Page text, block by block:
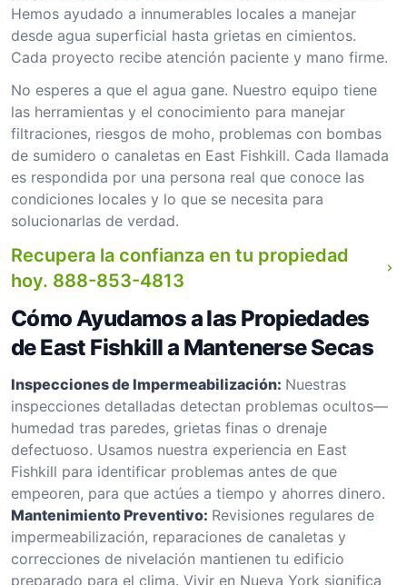
Hemos ayudado a innumerables locales a manejar
desde agua superficial hasta grietas en cimientos.
Cada proyecto recibe atención paciente y mano firme.
No esperes a que el agua gane. Nuestro equipo tiene
las herramientas y el conocimiento para manejar
filtraciones, riesgos de moho, problemas con bombas
de sumidero o canaletas en East Fishkill. Cada llamada
es respondida por una persona real que conoce las
condiciones locales y lo que se necesita para
solucionarlas de verdad.
Recupera la confianza en tu propiedad
hoy. 888-853-4813
Cómo Ayudamos a las Propiedades
de East Fishkill a Mantenerse Secas
Inspecciones de Impermeabilización: Nuestras
inspecciones detalladas detectan problemas ocultos—
humedad tras paredes, grietas finas o drenaje
defectuoso. Usamos nuestra experiencia en East
Fishkill para identificar problemas antes de que
empeoren, para que actúes a tiempo y ahorres dinero.
Mantenimiento Preventivo: Revisiones regulares de
impermeabilización, reparaciones de canaletas y
correcciones de nivelación mantienen tu edificio
preparado para el clima. Vivir en Nueva York significa